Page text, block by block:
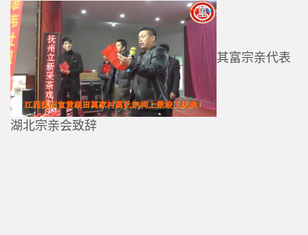
其富宗亲代表
湖北宗亲会致辞